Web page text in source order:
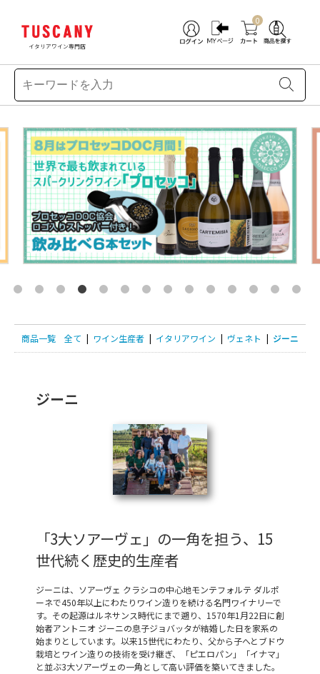
イタリアワイン専門店
0
商品一覧 全て | ワイン生産者 | イタリアワイン | ヴェネト | ジーニ
ジーニ
「3大ソアーヴェ」の一角を担う、15
世代続く歴史的生産者
ジーニは、ソアーヴェ クラシコの中心地モンテフォルテ ダルポ
ーネで450年以上にわたりワイン造りを続ける名門ワイナリーで
す。その起源はルネサンス時代にまで遡り、1570年1月22日に創
始者アントニオ ジーニの息子ジョバッタが結婚した日を家系の
始まりとしています。以来15世代にわたり、父から子へとブドウ
栽培とワイン造りの技術を受け継ぎ、「ピエロパン」「イナマ」
と並ぶ3大ソアーヴェの一角として高い評価を築いてきました。